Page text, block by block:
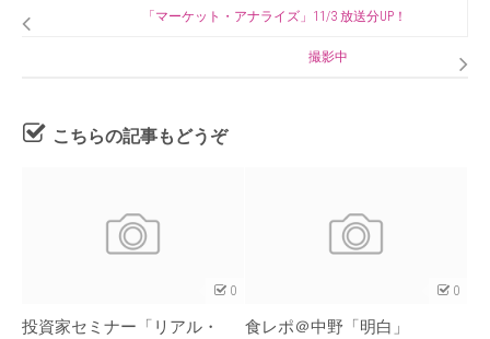
「マーケット・アナライズ」11/3 放送分UP！
撮影中
こちらの記事もどうぞ
0
投資家セミナー「リアル・
0
食レポ＠中野「明白」